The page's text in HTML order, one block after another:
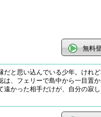
無料
と思い込んでいる少年。けれ
、フェリーで島中から一目
かった相手だけが、自分の